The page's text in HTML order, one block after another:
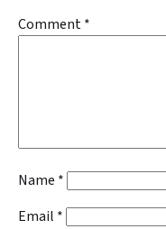
Comment*
Name *
Email *